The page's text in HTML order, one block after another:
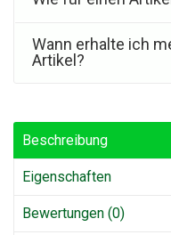
Wann erhalte ich
Artikel?
Beschreibung
Eigenschaften
Bewertungen (0)